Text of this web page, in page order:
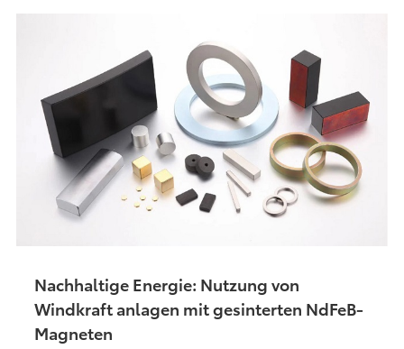
Nachhaltige Energie: Nutzung von
Windkraft anlagen mit gesinterten NdFeB-
Magneten